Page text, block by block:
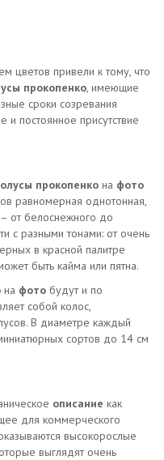
цветов привели к тому, что
прокопенко, имеющие
сроки созревания
постоянное присутствие
прокопенко на фото
равномерная однотонная,
от белоснежного до
с разными тонами: от очень
в красной палитре
быть кайма или пятна.
на фото будут и по
собой колос,
В диаметре каждый
сортов до 14 см
описание как
для коммерческого
высокорослые
выглядят очень